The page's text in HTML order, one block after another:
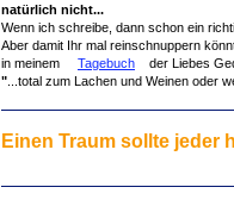
natürlich nicht...
Wenn ich schreibe, dann schon ein
Aber damit Ihr mal reinschnuppern
in meinem Tagebuch der Liebes
" ...total zum Lachen und Weinen oder
Einen Traum sollte jeder